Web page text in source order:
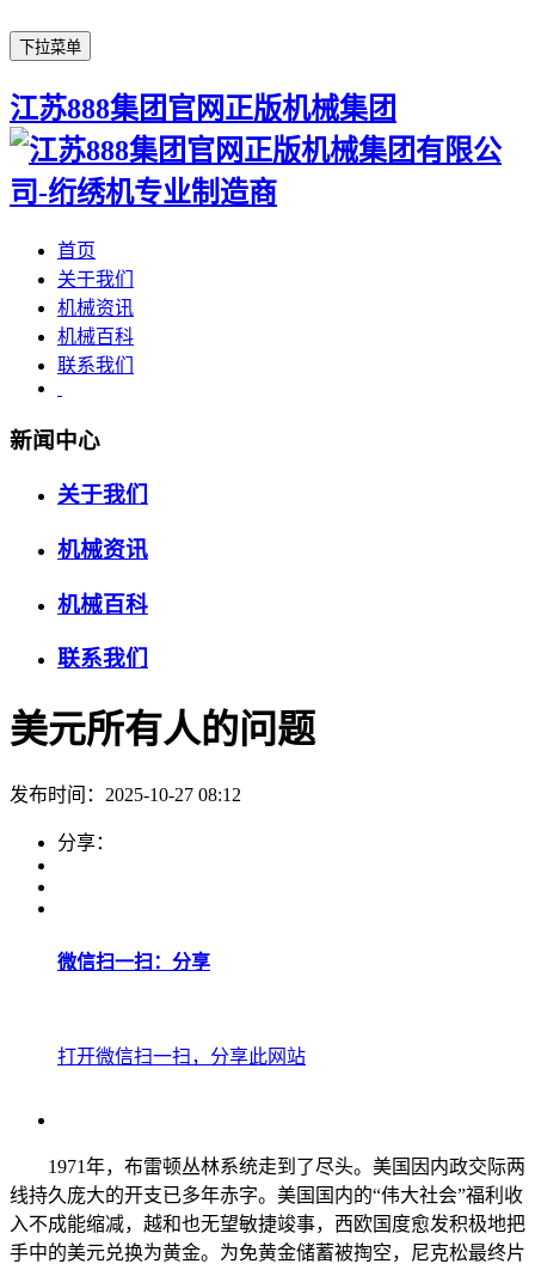
下拉菜单
江苏888集团官网正版机械集团
首页
关于我们
机械资讯
机械百科
联系我们
新闻中心
关于我们
机械资讯
机械百科
联系我们
美元所有人的问题
发布时间：2025-10-27 08:12
分享：
微信扫一扫：分享
打开微信扫一扫，分享此网站
1971年，布雷顿丛林系统走到了尽头。美国因内政交际两
线持久庞大的开支已多年赤字。美国国内的“伟大社会”福利收
入不成能缩减，越和也无望敏捷竣事，西欧国度愈发积极地把
手中的美元兑换为黄金。为免黄金储蓄被掏空，尼克松最终片